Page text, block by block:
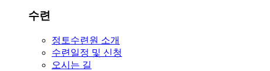
수련
정토수련원 소개
수련일정 및 신청
오시는 길